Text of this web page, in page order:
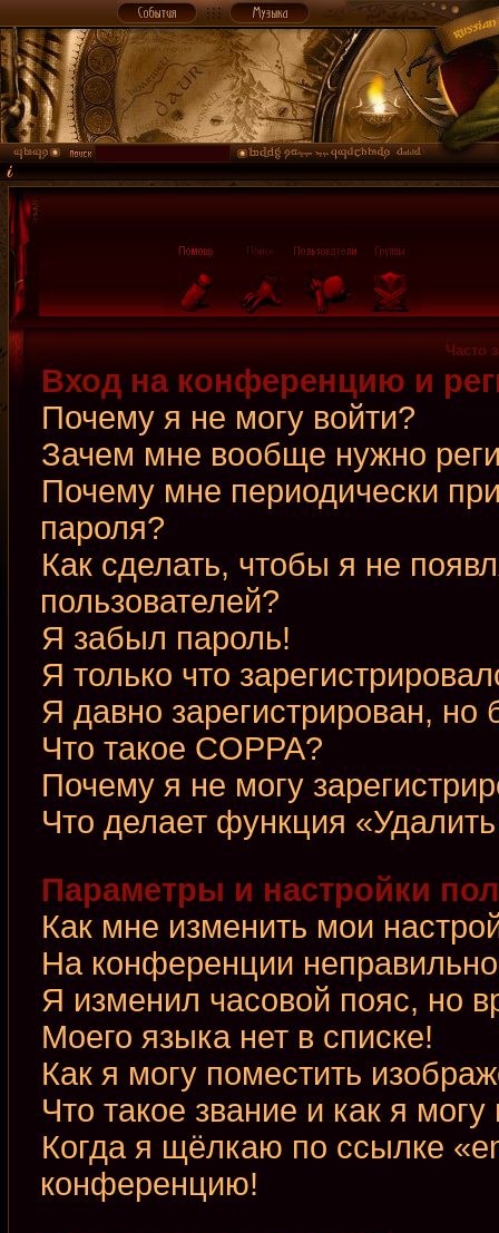
Часто
Вход на конференцию и
Почему я не могу войти?
Зачем мне вообще нужно
Почему мне периодически
пароля?
Как сделать, чтобы я не
пользователей?
Я забыл пароль!
Я только что
Я давно зарегистрирован, но
Что такое COPPA?
Почему я не могу
Что делает функция
Параметры и настройки
Как мне изменить мои
На конференции
Я изменил часовой пояс, но
Моего языка нет в списке!
Как я могу поместить
Что такое звание и как я могу
Когда я щёлкаю по ссылке
конференцию!